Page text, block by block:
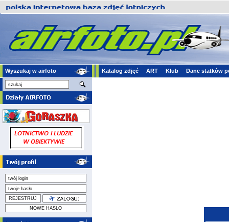
Wyszukaj w airfoto Katalog zdjęć ART Klub Dane statków